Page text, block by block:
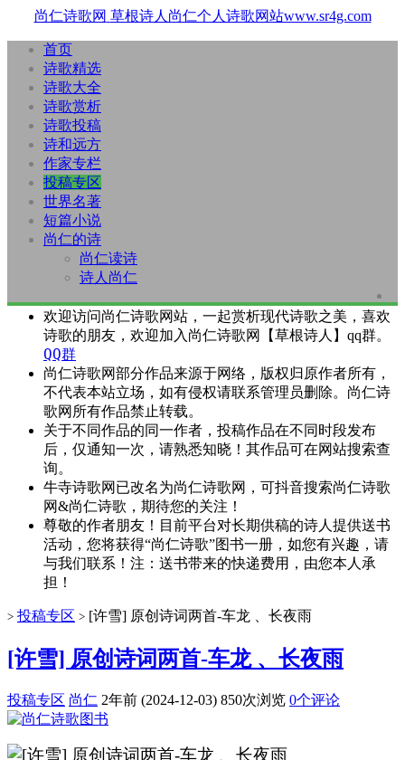
尚仁诗歌网 草根诗人尚仁个人诗歌网站www.sr4g.com
首页
诗歌精选
诗歌大全
诗歌赏析
诗歌投稿
诗和远方
作家专栏
投稿专区
世界名著
短篇小说
尚仁的诗
尚仁读诗
诗人尚仁
欢迎访问尚仁诗歌网站，一起赏析现代诗歌之美，喜欢
诗歌的朋友，欢迎加入尚仁诗歌网【草根诗人】qq群。
QQ群
尚仁诗歌网部分作品来源于网络，版权归原作者所有，
不代表本站立场，如有侵权请联系管理员删除。尚仁诗
歌网所有作品禁止转载。
关于不同作品的同一作者，投稿作品在不同时段发布
后，仅通知一次，请熟悉知晓！其作品可在网站搜索查
询。
牛寺诗歌网已改名为尚仁诗歌网，可抖音搜索尚仁诗歌
网&尚仁诗歌，期待您的关注！
尊敬的作者朋友！目前平台对长期供稿的诗人提供送书
活动，您将获得“尚仁诗歌”图书一册，如您有兴趣，请
与我们联系！注：送书带来的快递费用，由您本人承
担！
> 投稿专区 > [许雪] 原创诗词两首-车龙 、长夜雨
[许雪] 原创诗词两首-车龙 、长夜雨
投稿专区 尚仁 2年前 (2024-12-03) 850次浏览 0个评论